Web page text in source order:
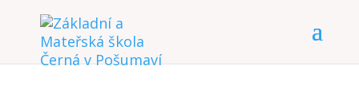
Spravovat Souhlas